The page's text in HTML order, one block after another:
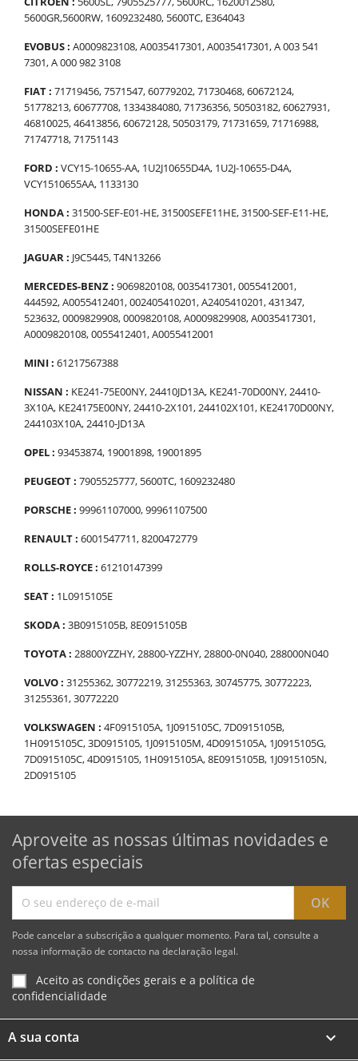
5600GR,5600RW, 1609232480, 5600TC, E364043
EVOBUS : A0009823108, A0035417301, A0035417301, A 003 541
7301, A 000 982 3108
FIAT : 71719456, 7571547, 60779202, 71730468, 60672124,
51778213, 60677708, 1334384080, 71736356, 50503182, 60627931,
46810025, 46413856, 60672128, 50503179, 71731659, 71716988,
71747718, 71751143
FORD : VCY15-10655-AA, 1U2J10655D4A, 1U2J-10655-D4A,
VCY1510655AA, 1133130
HONDA : 31500-SEF-E01-HE, 31500SEFE11HE, 31500-SEF-E11-HE,
31500SEFE01HE
JAGUAR : J9C5445, T4N13266
MERCEDES-BENZ : 9069820108, 0035417301, 0055412001,
444592, A0055412401, 002405410201, A2405410201, 431347,
523632, 0009829908, 0009820108, A0009829908, A0035417301,
A0009820108, 0055412401, A0055412001
MINI : 61217567388
NISSAN : KE241-75E00NY, 24410JD13A, KE241-70D00NY, 24410-
3X10A, KE24175E00NY, 24410-2X101, 244102X101, KE24170D00NY,
244103X10A, 24410-JD13A
OPEL : 93453874, 19001898, 19001895
PEUGEOT : 7905525777, 5600TC, 1609232480
PORSCHE : 99961107000, 99961107500
RENAULT : 6001547711, 8200472779
ROLLS-ROYCE : 61210147399
SEAT : 1L0915105E
SKODA : 3B0915105B, 8E0915105B
TOYOTA : 28800YZZHY, 28800-YZZHY, 28800-0N040, 288000N040
VOLVO : 31255362, 30772219, 31255363, 30745775, 30772223,
31255361, 30772220
VOLKSWAGEN : 4F0915105A, 1J0915105C, 7D0915105B,
1H0915105C, 3D0915105, 1J0915105M, 4D0915105A, 1J0915105G,
7D0915105C, 4D0915105, 1H0915105A, 8E0915105B, 1J0915105N,
2D0915105
Aproveite as nossas últimas novidades e
ofertas especiais
Pode cancelar a subscrição a qualquer momento. Para tal, consulte a
nossa informação de contacto na declaração legal.
Aceito as condições gerais e a política de
confidencialidade
A sua conta 